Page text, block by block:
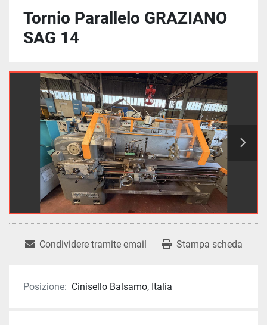
Tornio Parallelo GRAZIANO
SAG 14
Condividere tramite email Stampa scheda
Posizione: Cinisello Balsamo, Italia